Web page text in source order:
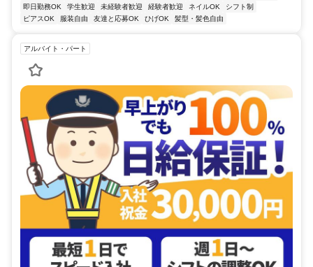
即日勤務OK
学生歓迎 未経験者歓迎 経験者歓迎 ネイルOK
シフト制
ピアスOK
服装自由 友達と応募OK ひげOK 髪型・髪色自由
アルバイト・パート